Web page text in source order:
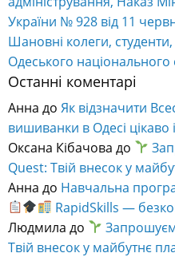
України № 928 від 11
Шановні колеги,
Одеського національного
Останні коментарі
Анна до Як відзначити
вишиванки в Одесі
Оксана Кібачова до
Quest: Твій внесок у
Анна до Навчальна
RapidSkills —
Людмила до
Твій внесок у майбутнє